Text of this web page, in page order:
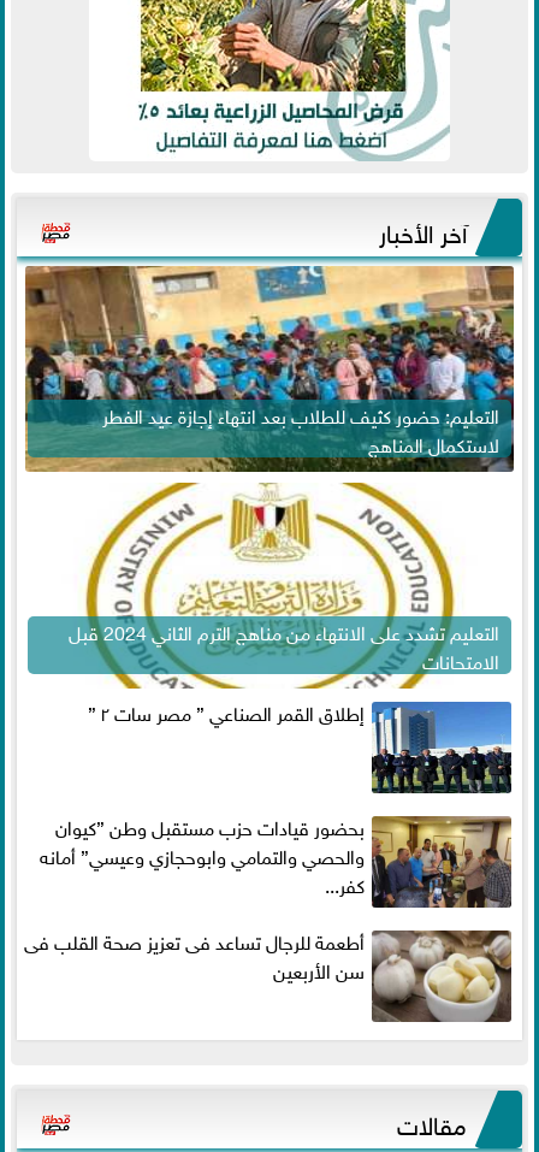
آخر الأخبار
التعليم: حضور كثيف للطلاب بعد انتهاء إجازة عيد الفطر
لاستكمال المناهج
التعليم تشدد على الانتهاء من مناهج الترم الثاني 2024 قبل
الامتحانات
إطلاق القمر الصناعي ” مصر سات ٢ ”
بحضور قيادات حزب مستقبل وطن ”كيوان
والحصي والتمامي وابوحجازي وعيسي” أمانه
كفر...
أطعمة للرجال تساعد فى تعزيز صحة القلب فى
سن الأربعين
مقالات